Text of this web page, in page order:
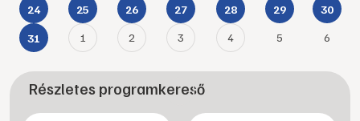
24 25 26 27 28 29 30
31 1 2 3 4 5 6
Részletes programkereső